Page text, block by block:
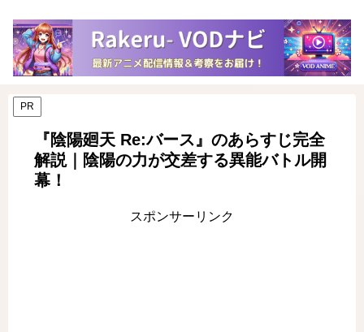
PR
『陰陽廻天 Re:バース』のあらすじ完全
解説｜陰陽の力が交差する異能バトル開
幕！
スポンサーリンク